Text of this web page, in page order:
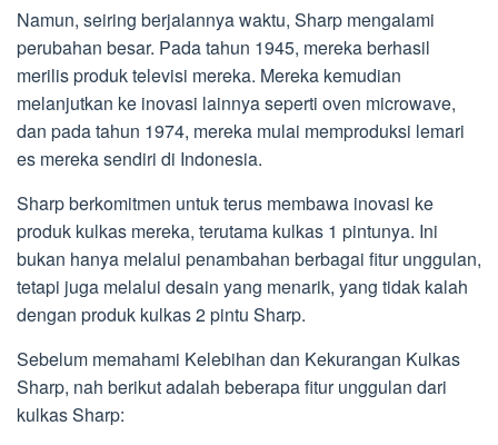
Namun, seiring berjalannya waktu, Sharp mengalami
perubahan besar. Pada tahun 1945, mereka berhasil
merilis produk televisi mereka. Mereka kemudian
melanjutkan ke inovasi lainnya seperti oven microwave,
dan pada tahun 1974, mereka mulai memproduksi lemari
es mereka sendiri di Indonesia.
Sharp berkomitmen untuk terus membawa inovasi ke
produk kulkas mereka, terutama kulkas 1 pintunya. Ini
bukan hanya melalui penambahan berbagai fitur unggulan,
tetapi juga melalui desain yang menarik, yang tidak kalah
dengan produk kulkas 2 pintu Sharp.
Sebelum memahami Kelebihan dan Kekurangan Kulkas
Sharp, nah berikut adalah beberapa fitur unggulan dari
kulkas Sharp: